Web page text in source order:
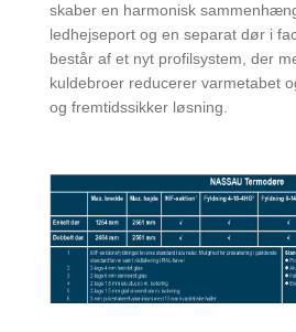
skaber en harmonisk
ledhejseport og en separat dør i
består af et nyt profilsystem, der
kuldebroer reducerer varmetabet
og fremtidssikker løsning.